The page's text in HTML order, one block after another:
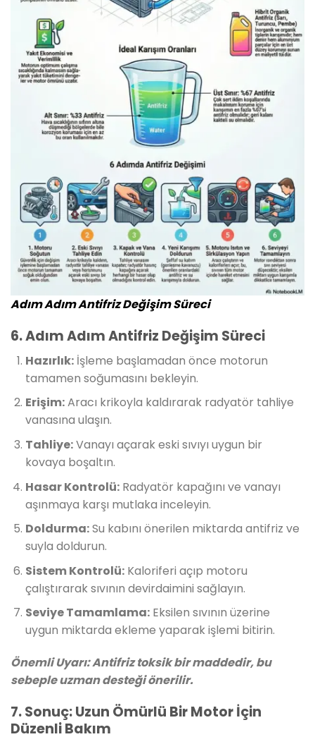
Adım Adım Antifriz Değişim Süreci
6. Adım Adım Antifriz Değişim Süreci
Hazırlık:İşleme başlamadan önce motorun
tamamen soğumasını bekleyin.
Erişim:Aracı krikoyla kaldırarak radyatör tahliye
vanasına ulaşın.
Tahliye:Vanayı açarak eski sıvıyı uygun bir
kovaya boşaltın.
Hasar Kontrolü:Radyatör kapağını ve vanayı
aşınmaya karşı mutlaka inceleyin.
Doldurma:Su kabını önerilen miktarda antifriz ve
suyla doldurun.
Sistem Kontrolü:Kaloriferi açıp motoru
çalıştırarak sıvının devirdaimini sağlayın.
Seviye Tamamlama:Eksilen sıvının üzerine
uygun miktarda ekleme yaparak işlemi bitirin.
Önemli Uyarı: Antifriz toksik bir maddedir, bu
sebeple uzman desteği önerilir.
7. Sonuç: Uzun Ömürlü Bir Motor İçin
Düzenli Bakım